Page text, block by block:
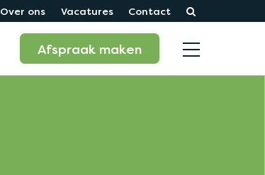
Over ons Vacatures Contact
Afspraak maken